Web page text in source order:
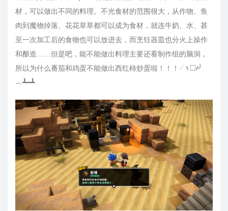
材，可以做出不同的料理。不光食材的范围很大，从作物、鱼
肉到魔物掉落、花花草草都可以成为食材，就连牛奶、水、甚
至一次加工后的食物也可以放进去，而烹饪器皿也分火上操作
和酿造……但是吧，能不能做出料理主要还看制作组的脑洞，
所以为什么番茄和鸡蛋不能做出西红柿炒蛋啦！！！
╯ □′ ╯
︵┻━┻